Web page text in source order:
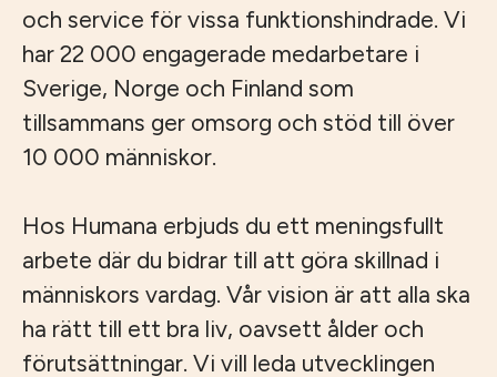
och service för vissa funktionshindrade. Vi
har 22 000 engagerade medarbetare i
Sverige, Norge och Finland som
tillsammans ger omsorg och stöd till över
10 000 människor.
Hos Humana erbjuds du ett meningsfullt
arbete där du bidrar till att göra skillnad i
människors vardag. Vår vision är att alla ska
ha rätt till ett bra liv, oavsett ålder och
förutsättningar. Vi vill leda utvecklingen